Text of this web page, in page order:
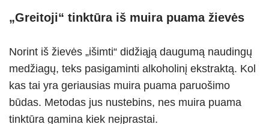
„Greitoji“ tinktūra iš muira puama žievės
Norint iš žievės „išimti“ didžiąją daugumą naudingų
medžiagų, teks pasigaminti alkoholinį ekstraktą. Kol
kas tai yra geriausias muira puama paruošimo
būdas. Metodas jus nustebins, nes muira puama
tinktūra gamina kiek neįprastai.